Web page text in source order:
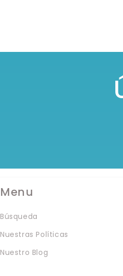
Menu
Búsqueda
Nuestras Políticas
Nuestro Blog